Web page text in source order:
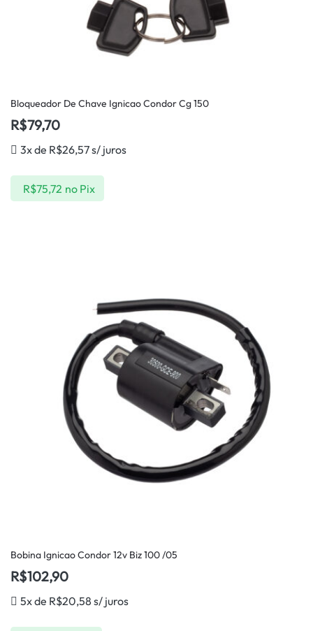
Bloqueador De Chave Ignicao Condor Cg 150
R$79,70
3x de R$26,57s/ juros
R$75,72 no Pix
Bobina Ignicao Condor 12v Biz 100 /05
R$102,90
5x de R$20,58 s/ juros